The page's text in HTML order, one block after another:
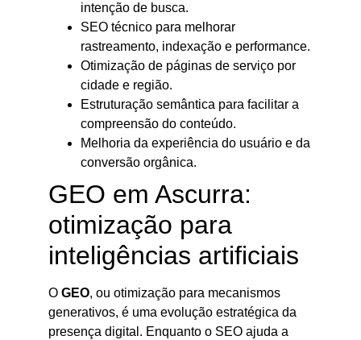
intenção de busca.
SEO técnico para melhorar
rastreamento, indexação e performance.
Otimização de páginas de serviço por
cidade e região.
Estruturação semântica para facilitar a
compreensão do conteúdo.
Melhoria da experiência do usuário e da
conversão orgânica.
GEO em Ascurra:
otimização para
inteligências artificiais
O GEO, ou otimização para mecanismos
generativos, é uma evolução estratégica da
presença digital. Enquanto o SEO ajuda a